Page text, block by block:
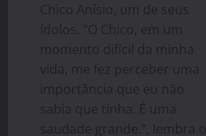
Chico Anísio, um de seus
ídolos. “O Chico, em um
momento difícil da minha
vida, me fez perceber uma
importância que eu não
sabia que tinha. É uma
saudade grande.”, lembra o